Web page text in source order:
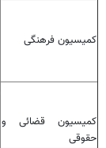
کمیسیون فرهنگی
کمیسیون قضائی و
حقوقی